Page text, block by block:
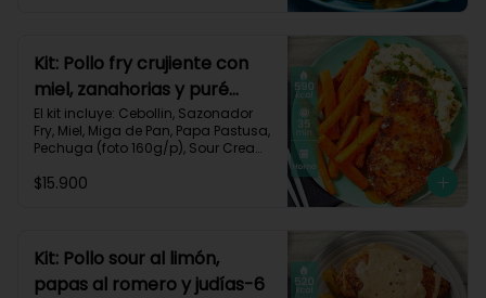
Kit: Pollo fry crujiente con
miel, zanahorias y puré
sour-40
El kit incluye: Cebollin, Sazonador
Fry, Miel, Miga de Pan, Papa Pastusa,
Pechuga (foto 160g/p), Sour Cream,
$15.900
Kit: Pollo sour al limón,
papas al romero y judías-6